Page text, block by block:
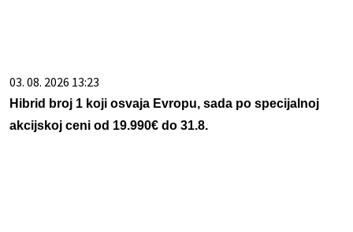
03. 08. 2026 13:23
Hibrid broj 1 koji osvaja Evropu, sada po specijalnoj
akcijskoj ceni od 19.990€ do 31.8.